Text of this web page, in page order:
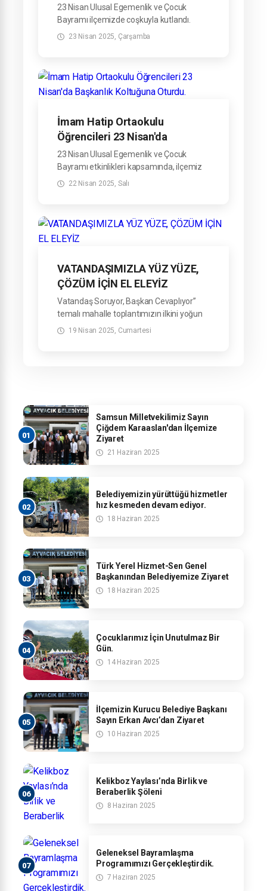
23 Nisan Ulusal Egemenlik ve Çocuk
Bayramı ilçemizde coşkuyla kutlandı.
23 Nisan 2025, Çarşamba
İmam Hatip Ortaokulu
Öğrencileri 23 Nisan'da
Başkanlık Koltuğuna Oturdu.
23 Nisan Ulusal Egemenlik ve Çocuk
Bayramı etkinlikleri kapsamında, ilçemiz
İmam Hatip Ortaokulu öğrencileri
22 Nisan 2025, Salı
VATANDAŞIMIZLA YÜZ YÜZE,
ÇÖZÜM İÇİN EL ELEYİZ
Vatandaş Soruyor, Başkan Cevaplıyor”
temalı mahalle toplantımızın ilkini yoğun
katılımla gerçekleştirdik.
19 Nisan 2025, Cumartesi
Samsun Milletvekilimiz Sayın
Çiğdem Karaaslan'dan İlçemize
Ziyaret
21 Haziran 2025
Belediyemizin yürüttüğü hizmetler
hız kesmeden devam ediyor.
18 Haziran 2025
Türk Yerel Hizmet-Sen Genel
Başkanından Belediyemize Ziyaret
18 Haziran 2025
Çocuklarımız İçin Unutulmaz Bir
Gün.
14 Haziran 2025
İlçemizin Kurucu Belediye Başkanı
Sayın Erkan Avcı’dan Ziyaret
10 Haziran 2025
Kelikboz Yaylası’nda Birlik ve
Beraberlik Şöleni
8 Haziran 2025
Geleneksel Bayramlaşma
Programımızı Gerçekleştirdik.
7 Haziran 2025